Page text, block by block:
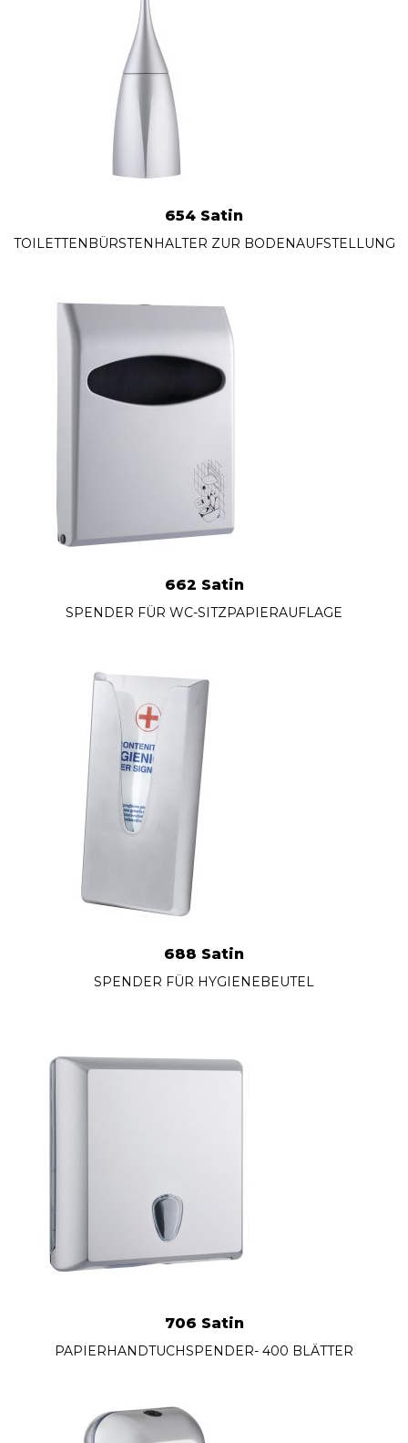
654 Satin
TOILETTENBÜRSTENHALTER ZUR BODENAUFSTELLUNG
662 Satin
SPENDER FÜR WC-SITZPAPIERAUFLAGE
688 Satin
SPENDER FÜR HYGIENEBEUTEL
706 Satin
PAPIERHANDTUCHSPENDER- 400 BLÄTTER